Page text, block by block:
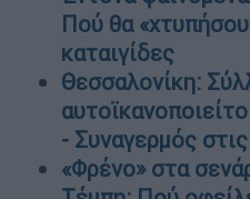
Πού θα
καταιγίδες
Θεσσαλονίκη:
- Συναγερμός
«Φρένο» στα